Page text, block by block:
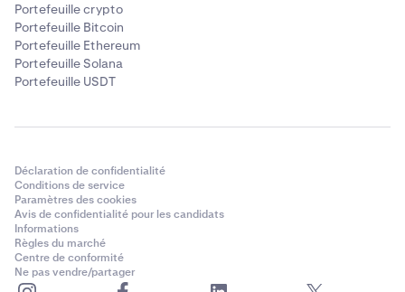
Portefeuille crypto
Portefeuille Bitcoin
Portefeuille Ethereum
Portefeuille Solana
Portefeuille USDT
Déclaration de confidentialité
Conditions de service
Paramètres des cookies
Avis de confidentialité pour les candidats
Informations
Règles du marché
Centre de conformité
Ne pas vendre/partager